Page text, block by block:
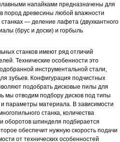
напайками предназначены для
пород древесины любой влажности
— деление лафета (двухкантного
(брус и доски) и горбыль
станков имеют ряд отличий
Технические особенности это
инструментальной стали,
зубьев. Конфигурация подчистных
подобрать дисковые пилы для
мы отводим подбору дисков под типы
параметры материала. В зависимости
станка, количества
оборотов шпинделя подбирается
обеспечит нужную скорость подачи
от технических особенностей